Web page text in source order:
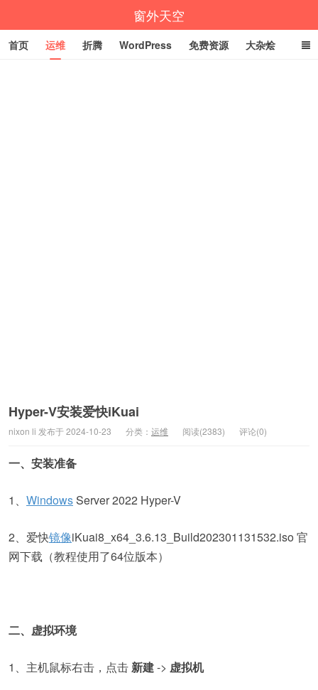
窗外天空
首页 运维 折腾 WordPress 免费资源 大杂烩
Hyper-V安装爱快iKuai
nixon li 发布于 2024-10-23 分类： 运维 阅读(2383) 评论(0)
一、安装准备
1、 WindowsServer 2022 Hyper-V
2、爱快镜像iKuai8_x64_3.6.13_Build202301131532.iso 官
网下载（教程使用了64位版本）
二、虚拟环境
1、主机鼠标右击，点击新建-> 虚拟机